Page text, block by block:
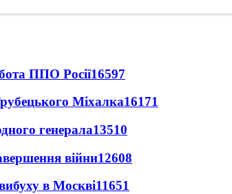
ППО Росії16597
Міхалка16171
генерала13510
війни12608
в Москві11651